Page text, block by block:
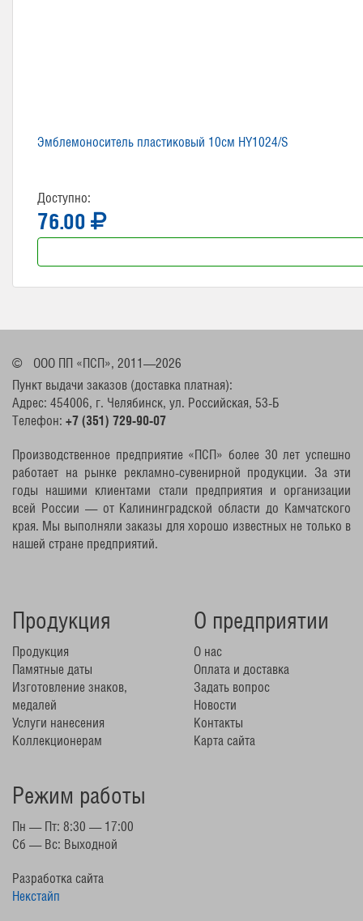
Эмблемоноситель пластиковый 10см HY1024/S
Доступно:
76.00
©
ООО ПП «ПСП», 2011—2026
Пункт выдачи заказов (доставка платная):
Адрес: 454006, г. Челябинск, ул. Российская, 53-Б
Телефон: +7 (351) 729-90-07
Производственное предприятие «ПСП» более 30 лет успешно
работает на рынке рекламно-сувенирной продукции. За эти
годы нашими клиентами стали предприятия и организации
всей России — от Калининградской области до Камчатского
края. Мы выполняли заказы для хорошо известных не только в
нашей стране предприятий.
Продукция
Продукция
Памятные даты
Изготовление знаков,
медалей
Услуги нанесения
Коллекционерам
О предприятии
О нас
Оплата и доставка
Задать вопрос
Новости
Контакты
Карта сайта
Режим работы
Пн — Пт: 8:30 — 17:00
Сб — Вс: Выходной
Разработка сайта
Некстайп